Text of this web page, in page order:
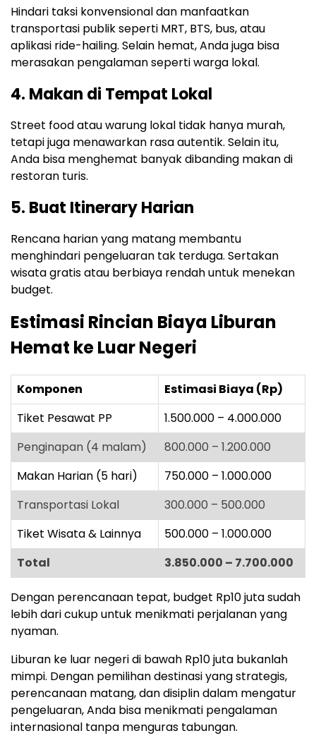
Hindari taksi konvensional dan manfaatkan
transportasi publik seperti MRT, BTS, bus, atau
aplikasi ride-hailing. Selain hemat, Anda juga bisa
merasakan pengalaman seperti warga lokal.
4. Makan di Tempat Lokal
Street food atau warung lokal tidak hanya murah,
tetapi juga menawarkan rasa autentik. Selain itu,
Anda bisa menghemat banyak dibanding makan di
restoran turis.
5. Buat Itinerary Harian
Rencana harian yang matang membantu
menghindari pengeluaran tak terduga. Sertakan
wisata gratis atau berbiaya rendah untuk menekan
budget.
Estimasi Rincian Biaya Liburan
Hemat ke Luar Negeri
Komponen
Estimasi Biaya (Rp)
Tiket Pesawat PP
1.500.000 – 4.000.000
Penginapan (4 malam)
800.000 – 1.200.000
Makan Harian (5 hari)
750.000 – 1.000.000
Transportasi Lokal
300.000 – 500.000
Tiket Wisata & Lainnya
500.000 – 1.000.000
Total
3.850.000 – 7.700.000
Dengan perencanaan tepat, budget Rp10 juta sudah
lebih dari cukup untuk menikmati perjalanan yang
nyaman.
Liburan ke luar negeri di bawah Rp10 juta bukanlah
mimpi. Dengan pemilihan destinasi yang strategis,
perencanaan matang, dan disiplin dalam mengatur
pengeluaran, Anda bisa menikmati pengalaman
internasional tanpa menguras tabungan.